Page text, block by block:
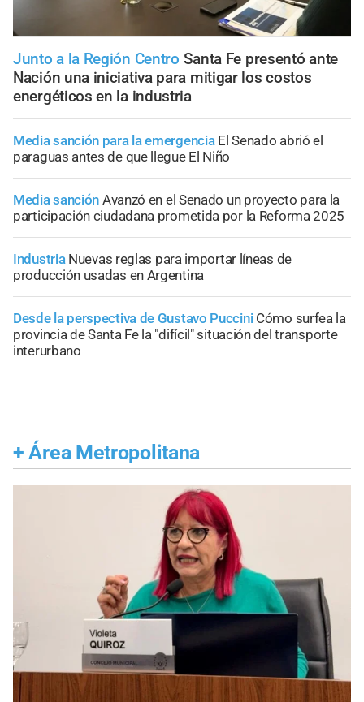
Junto a la Región Centro Santa Fe presentó ante
Nación una iniciativa para mitigar los costos
energéticos en la industria
Media sanción para la emergencia El Senado abrió el
paraguas antes de que llegue El Niño
Media sanción Avanzó en el Senado un proyecto para la
participación ciudadana prometida por la Reforma 2025
Industria Nuevas reglas para importar líneas de
producción usadas en Argentina
Desde la perspectiva de Gustavo Puccini Cómo surfea la
provincia de Santa Fe la "difícil" situación del transporte
interurbano
+ Área Metropolitana